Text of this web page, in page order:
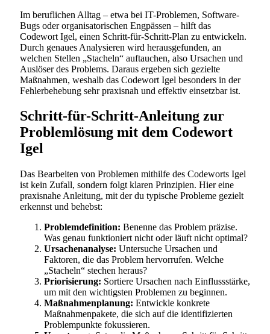
Im beruflichen Alltag – etwa bei IT-Problemen, Software-
Bugs oder organisatorischen Engpässen – hilft das
Codewort Igel, einen Schritt-für-Schritt-Plan zu entwickeln.
Durch genaues Analysieren wird herausgefunden, an
welchen Stellen „Stacheln“ auftauchen, also Ursachen und
Auslöser des Problems. Daraus ergeben sich gezielte
Maßnahmen, weshalb das Codewort Igel besonders in der
Fehlerbehebung sehr praxisnah und effektiv einsetzbar ist.
Schritt-für-Schritt-Anleitung zur
Problemlösung mit dem Codewort
Igel
Das Bearbeiten von Problemen mithilfe des Codeworts Igel
ist kein Zufall, sondern folgt klaren Prinzipien. Hier eine
praxisnahe Anleitung, mit der du typische Probleme gezielt
erkennst und behebst:
Problemdefinition: Benenne das Problem präzise.
Was genau funktioniert nicht oder läuft nicht optimal?
Ursachenanalyse: Untersuche Ursachen und
Faktoren, die das Problem hervorrufen. Welche
„Stacheln“ stechen heraus?
Priorisierung: Sortiere Ursachen nach Einflussstärke,
um mit den wichtigsten Problemen zu beginnen.
Maßnahmenplanung: Entwickle konkrete
Maßnahmenpakete, die sich auf die identifizierten
Problempunkte fokussieren.